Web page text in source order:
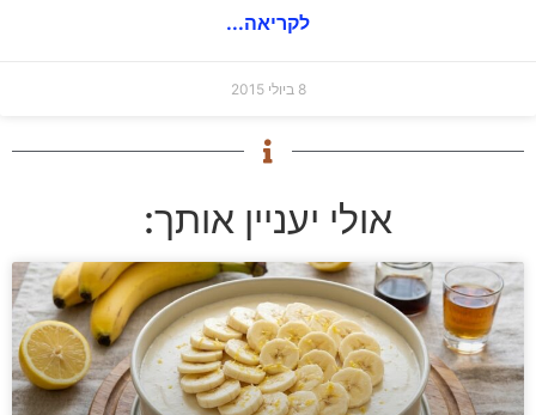
לקריאה...
8 ביולי 2015
אולי יעניין אותך: